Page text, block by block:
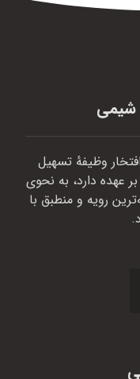
شیمی
وظیفهٔ تسهیل
عهده دارد، به نحوی
رویه و منطبق با